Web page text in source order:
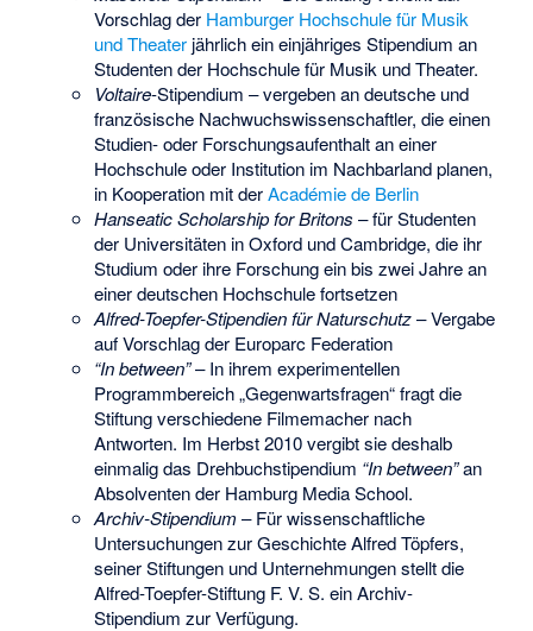
Vorschlag der Hamburger Hochschule für Musik
und Theater jährlich ein einjähriges Stipendium an
Studenten der Hochschule für Musik und Theater.
Voltaire-Stipendium – vergeben an deutsche und
französische Nachwuchswissenschaftler, die einen
Studien- oder Forschungsaufenthalt an einer
Hochschule oder Institution im Nachbarland planen,
in Kooperation mit derAcadémie de Berlin
Hanseatic Scholarship for Britons – für Studenten
der Universitäten in Oxford und Cambridge, die ihr
Studium oder ihre Forschung ein bis zwei Jahre an
einer deutschen Hochschule fortsetzen
Alfred-Toepfer-Stipendien für Naturschutz– Vergabe
auf Vorschlag der Europarc Federation
“In between”– In ihrem experimentellen
Programmbereich „Gegenwartsfragen“ fragt die
Stiftung verschiedene Filmemacher nach
Antworten. Im Herbst 2010 vergibt sie deshalb
einmalig das Drehbuchstipendium “In between”an
Absolventen der Hamburg Media School.
Archiv-Stipendium – Für wissenschaftliche
Untersuchungen zur Geschichte Alfred Töpfers,
seiner Stiftungen und Unternehmungen stellt die
Alfred-Toepfer-Stiftung F. V. S. ein Archiv-
Stipendium zur Verfügung.